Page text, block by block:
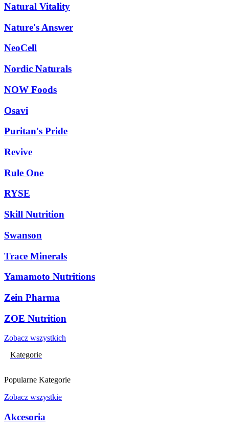
Natural Vitality
Nature's Answer
NeoCell
Nordic Naturals
NOW Foods
Osavi
Puritan's Pride
Revive
Rule One
RYSE
Skill Nutrition
Swanson
Trace Minerals
Yamamoto Nutritions
Zein Pharma
ZOE Nutrition
Zobacz wszystkich
Kategorie
Popularne Kategorie
Zobacz wszystkie
Akcesoria